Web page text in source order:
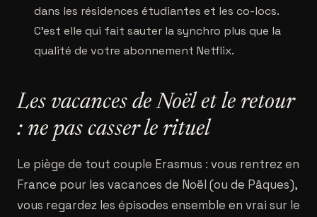
dans les résidences étudiantes et les co-locs.
C'est elle qui fait sauter la synchro plus que la
qualité de votre abonnement Netflix.
Les vacances de Noël et le retour
: ne pas casser le rituel
Le piège de tout couple Erasmus : vous rentrez en
France pour les vacances de Noël (ou de Pâques),
vous regardez les épisodes ensemble en vrai sur le